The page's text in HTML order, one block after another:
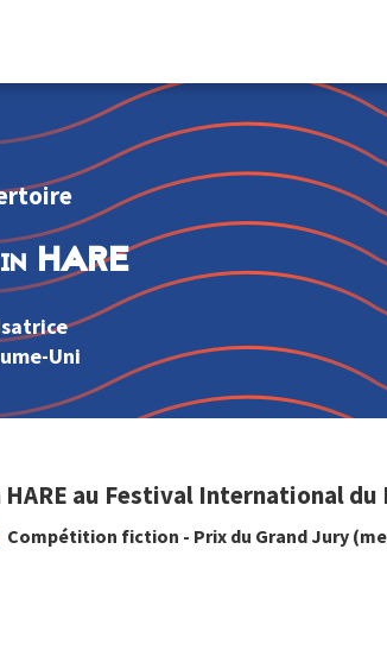
HARE
Uni
HARE au Festival International du
Compétition fiction - Prix du Grand Jury